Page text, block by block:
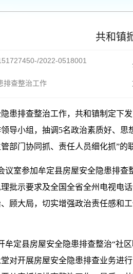
共和镇
2022-0518001
排查整治工作
患排查整治工作，共和镇制定下
导小组，抽调5名政治素质好、
部门协同抓、责任人员细化抓”的
议室参加牟定县房屋安全隐患排
批示要求及全国全省全州电视电
顾大局，切实增强政治责任感和
牟定县房屋安全隐患排查整治“社
堂对开展房屋安全隐患排查业务进